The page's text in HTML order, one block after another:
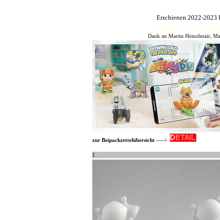
Erschienen 2022-2023
HJFHenze - Helmut´s
Dank an Martin Heinzlmair,
zur Beipackzettelübersicht ---->
1